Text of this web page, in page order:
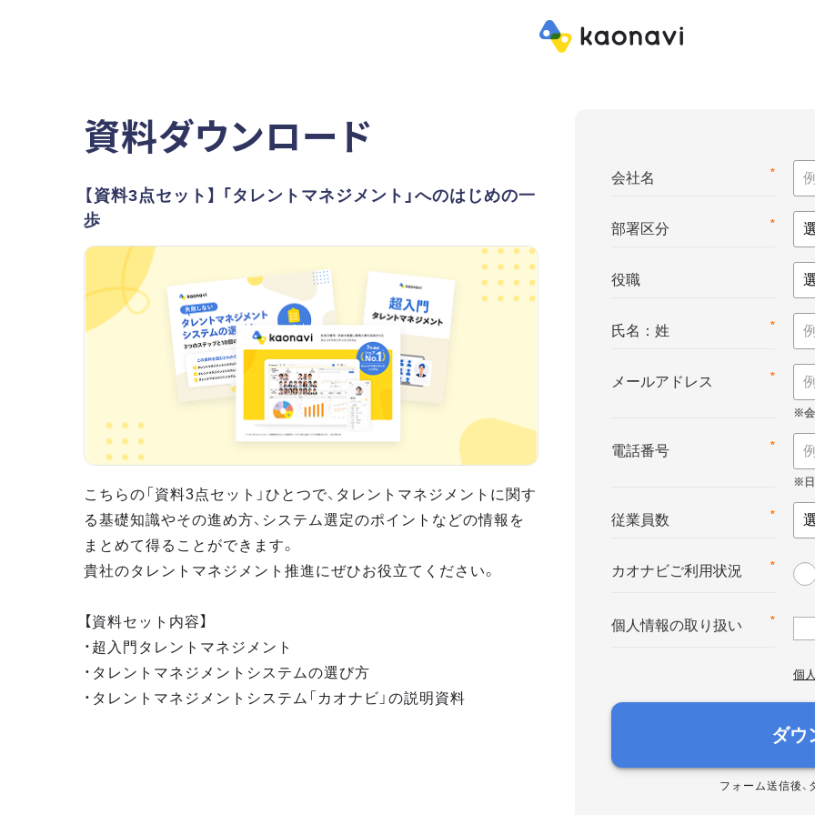
資料ダウンロード
【資料3点セット】 「タレントマネジメント」へのはじめの一
歩
こちらの「資料3点セット」ひとつで、タレントマネジメントに関す
る基礎知識やその進め方、システム選定のポイントなどの情報を
まとめて得ることができます。
貴社のタレントマネジメント推進にぜひお役立てください。
【資料セット内容】
・超入門タレントマネジメント
・タレントマネジメントシステムの選び方
・タレントマネジメントシステム「カオナビ」の説明資料
*
会社名
*
部署区分
役職
*
氏名：姓
*
メールアドレス
*
電話番号
*
従業員数
*
カオナビご利用状況
*
個人情報の取り扱い
個
ダウ
フォーム送信後